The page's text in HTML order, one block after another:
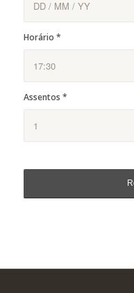
Horário *
Assentos *